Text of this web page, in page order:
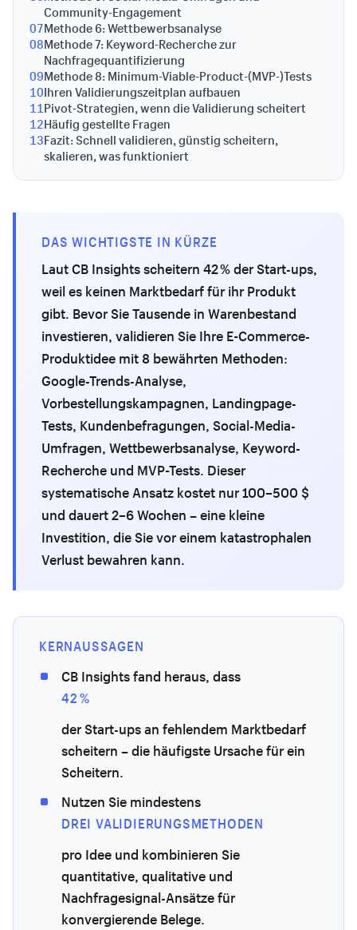
Community-Engagement
07Methode 6: Wettbewerbsanalyse
08Methode 7: Keyword-Recherche zur
Nachfragequantifizierung
09Methode 8: Minimum-Viable-Product-(MVP-)Tests
10Ihren Validierungszeitplan aufbauen
11Pivot-Strategien, wenn die Validierung scheitert
12Häufig gestellte Fragen
13Fazit: Schnell validieren, günstig scheitern,
skalieren, was funktioniert
DAS WICHTIGSTE IN KÜRZE
Laut CB Insights scheitern 42 % der Start-ups,
weil es keinen Marktbedarf für ihr Produkt
gibt. Bevor Sie Tausende in Warenbestand
investieren, validieren Sie Ihre E-Commerce-
Produktidee mit 8 bewährten Methoden:
Google-Trends-Analyse,
Vorbestellungskampagnen, Landingpage-
Tests, Kundenbefragungen, Social-Media-
Umfragen, Wettbewerbsanalyse, Keyword-
Recherche und MVP-Tests. Dieser
systematische Ansatz kostet nur 100–500 $
und dauert 2–6 Wochen – eine kleine
Investition, die Sie vor einem katastrophalen
Verlust bewahren kann.
KERNAUSSAGEN
CB Insights fand heraus, dass
42 %
der Start-ups an fehlendem Marktbedarf
scheitern – die häufigste Ursache für ein
Scheitern.
Nutzen Sie mindestens
DREI VALIDIERUNGSMETHODEN
pro Idee und kombinieren Sie
quantitative, qualitative und
Nachfragesignal-Ansätze für
konvergierende Belege.